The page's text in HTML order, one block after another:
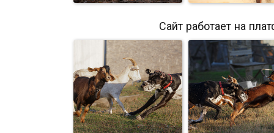
«Вижу цель, не
вижу
препятствий,
увер...
От топота
пыль по
летит ;-)
Сайт работает на